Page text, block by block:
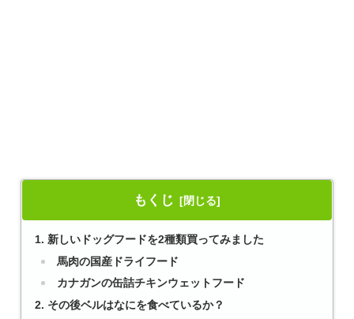
もくじ
新しいドッグフードを2種類買ってみました
馬肉の国産ドライフード
カナガンの缶詰チキンウェットフード
その後ベルはなにを食べているか？